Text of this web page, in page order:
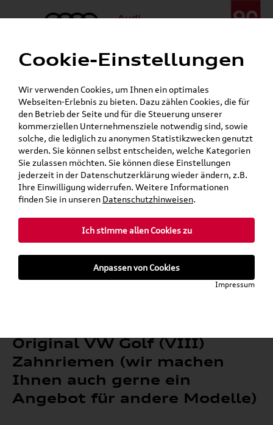
Menü
24h-Pannenhilfe:+49 (0)171 / 870 72 87
Öffnet in 2 Stunden, 31 Minuten
Verkauf:
Mo. - Fr. 08:00 - 19:00 Uhr Sa. 09:00 - 13:00 Uhr
Service:Mo. - Fr. 06:00 - 20:00 Uhr Sa. 08:00 - 13:00 Uhr
teilen Twitter Instagram WhatsApp E-Mail
» »
»
Original VW Golf (VIII) Zahnriemen (wir
Original VW Golf (VIII)
Zahnriemen (wir machen
Ihnen auch gerne ein
Angebot für andere Modelle)
Cookie-Einstellungen
Wir verwenden Cookies, um Ihnen ein optimales
Webseiten-Erlebnis zu bieten. Dazu zählen Cookies, die für
den Betrieb der Seite und für die Steuerung unserer
kommerziellen Unternehmensziele notwendig sind, sowie
solche, die lediglich zu anonymen Statistikzwecken genutzt
werden. Sie können selbst entscheiden, welche Kategorien
Sie zulassen möchten. Sie können diese Einstellungen
jederzeit in der Datenschutzerklärung wieder ändern, z.B.
Ihre Einwilligung widerrufen. Weitere Informationen
finden Sie in unseren Datenschutzhinweisen.
Ich stimme allen Cookies zu
Anpassen von Cookies
Impressum